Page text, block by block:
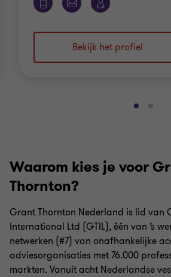
Bekijk het profiel
Ga
van
Ga
van
Waarom kies je voor
Thornton?
Grant Thornton Nederland is lid van
International Ltd (GTIL), één van ’s
netwerken (#7) van onafhankelijke
adviesorganisaties met 76.000
markten. Vanuit acht Nederlandse